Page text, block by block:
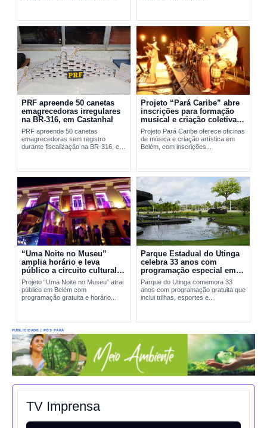
PRF apreende 50 canetas
emagrecedoras irregulares
na BR-316, em Castanhal
PRF apreende 50 canetas
emagrecedoras sem registro
durante fiscalização na BR-316, em
Projeto “Pará Caribe” abre
inscrições para formação
musical e criação coletiva
em Belém
Projeto Pará Caribe oferece oficinas
de música e criação artística em
Belém, com inscrições...
“Uma Noite no Museu”
amplia horário e leva
público a circuito cultural
em Belém
Projeto “Uma Noite no Museu” atrai
público em Belém com
programação gratuita e horário...
Parque Estadual do Utinga
celebra 33 anos com
programação especial em
Belém
Parque do Utinga comemora 33
anos com programação gratuita que
inclui trilhas, esportes e...
PUBLICIDADE | PÓS PARÁ
TV Imprensa